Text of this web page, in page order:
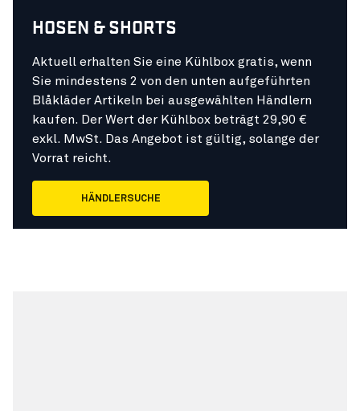
HOSEN & SHORTS
Aktuell erhalten Sie eine Kühlbox gratis, wenn
Sie mindestens 2 von den unten aufgeführten
Blåkläder Artikeln bei ausgewählten Händlern
kaufen. Der Wert der Kühlbox beträgt 29,90 €
exkl. MwSt. Das Angebot ist gültig, solange der
Vorrat reicht.
HÄNDLERSUCHE